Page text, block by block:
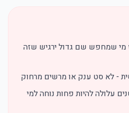
מי שמחפש שם גדול ירגיש שזה
- לא סט ענק או מרשים מרחוק
עלולה להיות פחות נוחה למי